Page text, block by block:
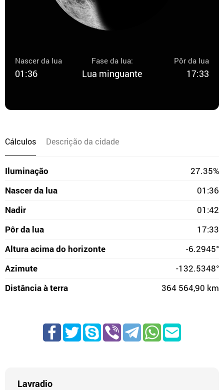
Nascer da lua
01:36
Fase da lua:
Lua minguante
Pôr da lua
17:33
Cálculos Descrição da cidade
Iluminação
27.35%
Nascer da lua
01:36
Nadir
01:42
Pôr da lua
17:33
Altura acima do horizonte
-6.2945°
Azimute
-132.5348°
Distância à terra
364 564,90 km
Lavradio